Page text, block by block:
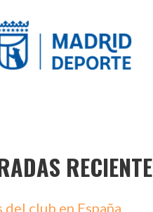
del club en España